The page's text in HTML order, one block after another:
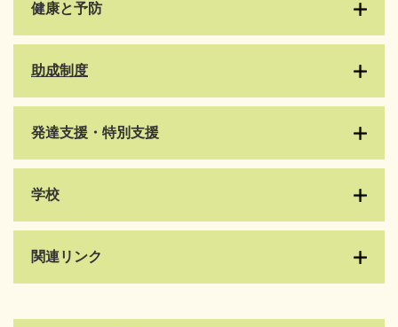
健康と予防
​助成制度
発達支援・特別支援
学校
関連リンク